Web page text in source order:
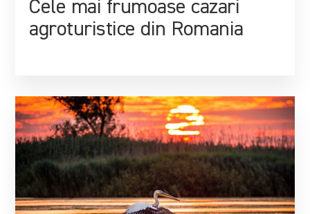
Cele mai frumoase cazari
agroturistice din Romania